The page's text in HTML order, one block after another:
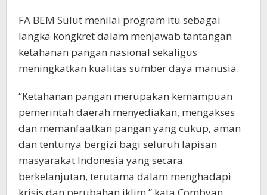
FA BEM Sulut menilai program itu sebagai
langka kongkret dalam menjawab tantangan
ketahanan pangan nasional sekaligus
meningkatkan kualitas sumber daya manusia.
“Ketahanan pangan merupakan kemampuan
pemerintah daerah menyediakan, mengakses
dan memanfaatkan pangan yang cukup, aman
dan tentunya bergizi bagi seluruh lapisan
masyarakat Indonesia yang secara
berkelanjutan, terutama dalam menghadapi